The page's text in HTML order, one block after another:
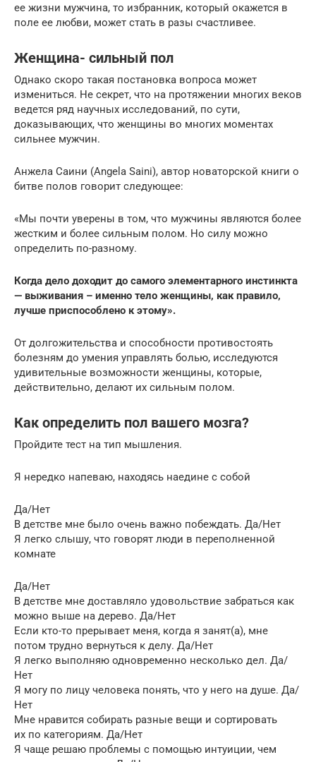
ее жизни мужчина, то избранник, который окажется в
поле ее любви, может стать в разы счастливее.
Женщина- сильный пол
Однако скоро такая постановка вопроса может
измениться. Не секрет, что на протяжении многих веков
ведется ряд научных исследований, по сути,
доказывающих, что женщины во многих моментах
сильнее мужчин.
Анжела Саини (Angela Saini), автор новаторской книги о
битве полов говорит следующее:
«Мы почти уверены в том, что мужчины являются более
жестким и более сильным полом. Но силу можно
определить по-разному.
Когда дело доходит до самого элементарного инстинкта
— выживания – именно тело женщины, как правило,
лучше приспособлено к этому».
От долгожительства и способности противостоять
болезням до умения управлять болью, исследуются
удивительные возможности женщины, которые,
действительно, делают их сильным полом.
Как определить пол вашего мозга?
Пройдите тест на тип мышления.
Я нередко напеваю, находясь наедине с собой
Да/Нет
В детстве мне было очень важно побеждать. Да/Нет
Я легко слышу, что говорят люди в переполненной
комнате
Да/Нет
В детстве мне доставляло удовольствие забраться как
можно выше на дерево. Да/Нет
Если кто-то прерывает меня, когда я занят(а), мне
потом трудно вернуться к делу. Да/Нет
Я легко выполняю одновременно несколько дел. Да/
Нет
Я могу по лицу человека понять, что у него на душе. Да/
Нет
Мне нравится собирать разные вещи и сортировать
их по категориям. Да/Нет
Я чаще решаю проблемы с помощью интуиции, чем